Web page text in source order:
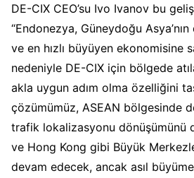
DE-CIX CEO’su Ivo Ivanov bu
“Endonezya, Güneydoğu
ve en hızlı büyüyen ekonomisine
nedeniyle DE-CIX için bölgede
akla uygun adım olma özelliğini
çözümümüz, ASEAN bölgesinde
trafik lokalizasyonu dönüşümünü
ve Hong Kong gibi Büyük
devam edecek, ancak asıl